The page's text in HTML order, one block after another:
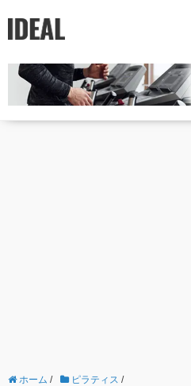
ホーム / ピラティス /